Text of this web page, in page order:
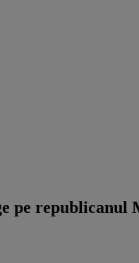
pe republicanul